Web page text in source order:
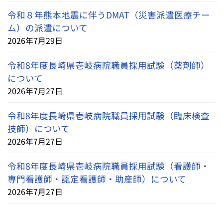
令和８年熊本地震に伴うDMAT（災害派遣医療チー
ム）の派遣について
2026年7月29日
令和8年度長崎県壱岐病院職員採用試験（薬剤師）
について
2026年7月27日
令和8年度長崎県壱岐病院職員採用試験（臨床検査
技師）について
2026年7月27日
令和8年度長崎県壱岐病院職員採用試験（看護師・
専門看護師・認定看護師・助産師）について
2026年7月27日